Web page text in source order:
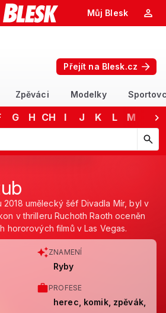
Můj Blesk
Přejít na Blesk.cz
Zpěváci Modelky
G H CH I J K L M
dolů a nahoru procházejte návrhy,
2018 umělecký šéf Divadla Mír, byl v
v thrilleru Ruchoth Raoth oceněn
hororových filmů v Las Vegas.
ZNAMENÍ
Ryby
PROFESE
herec, komik, zpěvák,